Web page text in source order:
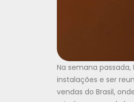
Na semana
instalações e ser
vendas do Brasil,